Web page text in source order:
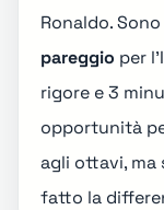
Ronaldo.
pareggio per
rigore e 3
opportunità
agli ottavi, ma
fatto la